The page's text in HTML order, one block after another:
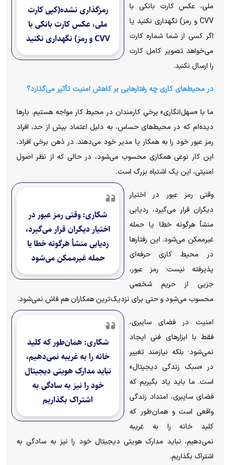
رمزگذاری نشده(کپی کارت
ملی، عکس کارت بانکی با
CVV و رمز) نگهداری نکنید
ملی، عکس کارت بانکی با
CVV و رمز) نگهداری نکنید یا
اگر کسی از شما شماره کارت
می‌خواهد تصویر کامل کارت
را ارسال نکنید.
در محیط‌های کاری چه رفتارهایی بر کاهش امنیت تأثیر می‌گذارد؟
ما با «سهل‌انگاری» برخی کارمندان در محیط کار مواجه هستیم. بارها
دیده‌ام که در محیط‌های حساس، به دلیل اعتماد بیش از حد، افراد
رمز عبور خود را به همکار یا مدیر خود می‌دهند. در ذهن برخی افراد،
این کار نوعی همکاری محسوب می‌شود، در حالی که از نظر اصول
امنیتی، این یک اشتباه بزرگ است.
شکاری: وقتی رمز عبور در
اختیار دیگران قرار می‌گیرد،
ردیابی منشأ هرگونه خطا یا
حمله غیرممکن می‌شود
وقتی رمز عبور در اختیار
دیگران قرار می‌گیرد، ردیابی
منشأ هرگونه خطا یا حمله
غیرممکن می‌شود. این رفتارها
در محیط کاری حرفه‌ای
پذیرفته نیست؛ رمز عبور،
جزیی از حریم شخصی
محسوب می‌شود و حتی برای نزدیک‌ترین همکاران هم فاش نمی‌شود.
شکاری: همان‌طور که کلید
خانه را به غریبه نمی‌دهیم،
نباید مدارک هویتی دیجیتال
خود را نیز به سادگی به
اشتراک بگذاریم
امنیت در فضای سایبری،
فقط با ابزارهای فنی ایجاد
نمی‌شود؛ بلکه نیازمند تغییر
در «سبک زندگی دیجیتال»
است. ما باید یاد بگیریم که
فضای سایبری، امتداد زندگی
واقعی است و همان‌طور که
کلید خانه را به غریبه
نمی‌دهیم، نباید مدارک هویتی دیجیتال خود را نیز به سادگی به
اشتراک بگذاریم.